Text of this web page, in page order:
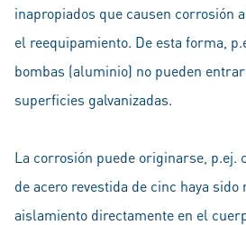
inapropiados que causen corrosión
el reequipamiento. De esta forma,
bombas (aluminio) no pueden
superficies galvanizadas.
La corrosión puede originarse, p.ej.
de acero revestida de cinc haya sido
aislamiento directamente en el